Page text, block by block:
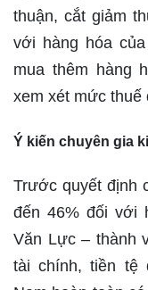
thuận, cắt giảm
với hàng hóa
mua thêm hàng
xem xét mức thuế
Ý kiến chuyên gia
Trước quyết định
đến 46% đối với
Văn Lực – thành
tài chính, tiền tệ